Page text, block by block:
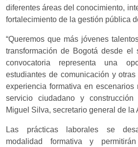
diferentes áreas del conocimiento,
fortalecimiento de la gestión pública
“Queremos que más jóvenes
transformación de Bogotá desde el
convocatoria representa una
estudiantes de comunicación y
experiencia formativa en escenarios
servicio ciudadano y construcción
Miguel Silva, secretario general de la
Las prácticas laborales se
modalidad formativa y